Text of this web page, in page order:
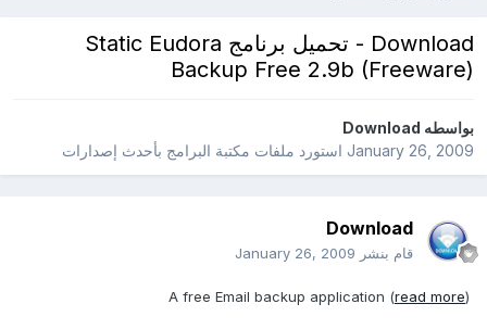
Download - تحميل برنامج Static Eudora
Backup Free 2.9b (Freeware)
بواسطهDownload
January 26, 2009استورد ملفات مكتبة البرامج بأحدث إصدارات
Download
قام بنشر January 26, 2009
A free Email backup application (read more